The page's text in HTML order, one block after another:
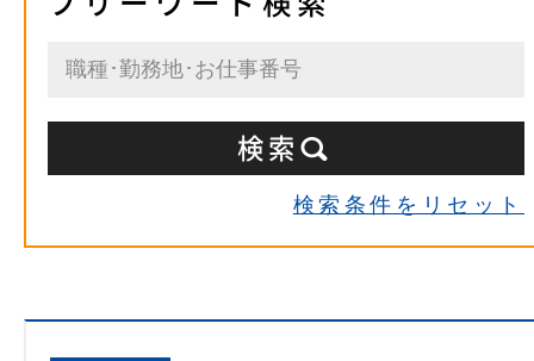
検索条件をリセット